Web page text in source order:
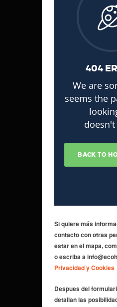
Si quiere más
contacto con otras
estar en el mapa,
o escriba a
Privacidad y Cookies
Despues del
detallan las